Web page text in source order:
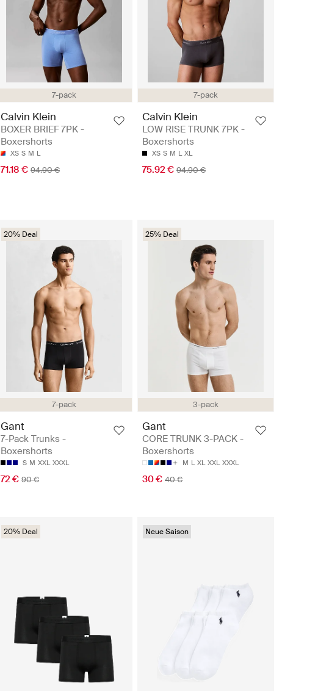
7-pack
Calvin Klein
BOXER BRIEF 7PK -
Boxershorts
XS S M L
71.18 € 94.90 €
7-pack
Calvin Klein
LOW RISE TRUNK 7PK -
Boxershorts
XS S M L XL
75.92 € 94.90 €
7-pack
20% Deal
Gant
7-Pack Trunks -
Boxershorts
S M XXL XXXL
72 € 90 €
3-pack
25% Deal
Gant
CORE TRUNK 3-PACK -
Boxershorts
M L XL XXL XXXL
30 € 40 €
20% Deal Neue Saison